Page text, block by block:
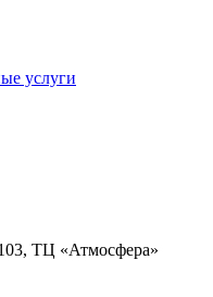
услуги
ТЦ «Атмосфера»